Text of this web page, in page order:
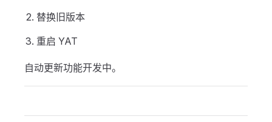
替换旧版本
重启 YAT
自动更新功能开发中。